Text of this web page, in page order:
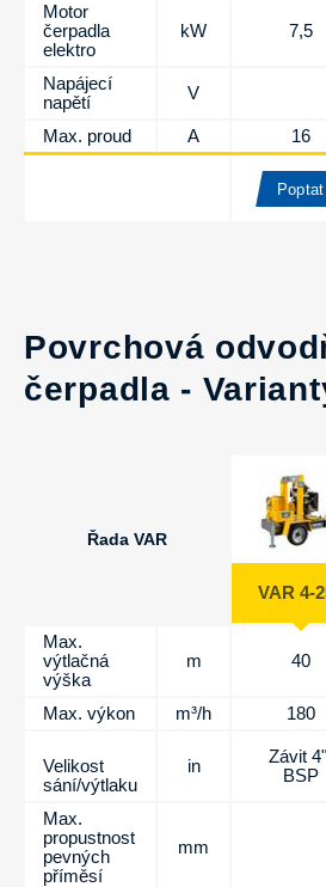
Motor
čerpadla
elektro
kW 7,5
Napájecí
napětí
V
Max. proud A 16
Poptat
Povrchová
čerpadla -
Řada VAR
VAR 4-
Max.
výtlačná
výška
m 40
Max. výkon m³/h 180
Velikost
sání/výtlaku
in
Závit
BSP
Max.
propustnost
pevných
příměsí
mm